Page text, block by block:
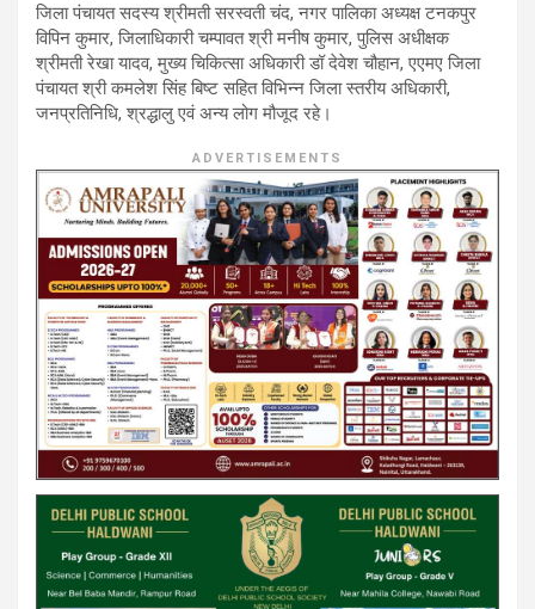
जिला पंचायत सदस्य श्रीमती सरस्वती चंद, नगर पालिका अध्यक्ष टनकपुर
विपिन कुमार, जिलाधिकारी चम्पावत श्री मनीष कुमार, पुलिस अधीक्षक
श्रीमती रेखा यादव, मुख्य चिकित्सा अधिकारी डॉ देवेश चौहान, एएमए जिला
पंचायत श्री कमलेश सिंह बिष्ट सहित विभिन्न जिला स्तरीय अधिकारी,
जनप्रतिनिधि, श्रद्धालु एवं अन्य लोग मौजूद रहे।
ADVERTISEMENTS